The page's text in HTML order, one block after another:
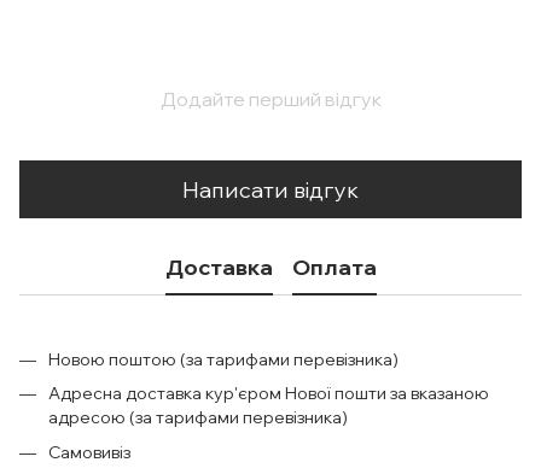
Додайте перший відгук
Написати відгук
Доставка Оплата
Новою поштою (за тарифами перевізника)
Адресна доставка кур'єром Нової пошти за вказаною
адресою (за тарифами перевізника)
Самовивіз